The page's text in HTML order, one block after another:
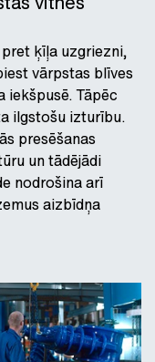
ķīļa uzgriezni,
vārpstas blīves
iekšpusē. Tāpēc
ilgstošu izturību.
presēšanas
un tādējādi
nodrošina arī
aizbīdņa